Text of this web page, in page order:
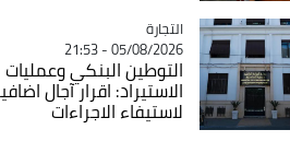
Catégorie
التجارة
05/08/2026 - 21:53
التوطين البنكي وعمليات
الاستيراد: اقرار آجال
لاستيفاء الاجراءات